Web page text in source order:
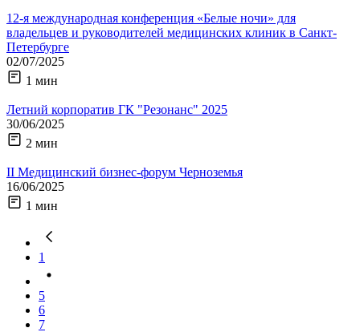
12-я международная конференция «Белые ночи» для
владельцев и руководителей медицинских клиник в Санкт-
Петербурге
02/07/2025
1 мин
Летний корпоратив ГК "Резонанс" 2025
30/06/2025
2 мин
II Медицинский бизнес-форум Черноземья
16/06/2025
1 мин
1
5
6
7